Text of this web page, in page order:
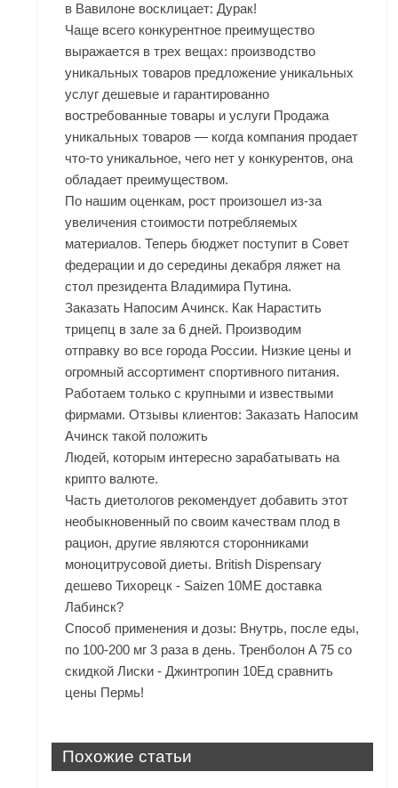
в Вавилоне восклицает: Дурак!
Чаще всего конкурентное преимущество
выражается в трех вещах: производство
уникальных товаров предложение уникальных
услуг дешевые и гарантированно
востребованные товары и услуги Продажа
уникальных товаров — когда компания продает
что-то уникальное, чего нет у конкурентов, она
обладает преимуществом.
По нашим оценкам, рост произошел из-за
увеличения стоимости потребляемых
материалов. Теперь бюджет поступит в Совет
федерации и до середины декабря ляжет на
стол президента Владимира Путина.
Заказать Напосим Ачинск. Как Нарастить
трицепц в зале за 6 дней. Производим
отправку во все города России. Низкие цены и
огромный ассортимент спортивного питания.
Работаем только с крупными и извествыми
фирмами. Отзывы клиентов: Заказать Напосим
Ачинск такой положить
Людей, которым интересно зарабатывать на
крипто валюте.
Часть диетологов рекомендует добавить этот
необыкновенный по своим качествам плод в
рацион, другие являются сторонниками
моноцитрусовой диеты. British Dispensary
дешево Тихорецк - Saizen 10ME доставка
Лабинск?
Способ применения и дозы: Внутрь, после еды,
по 100-200 мг 3 раза в день. Тренболон A 75 со
скидкой Лиски - Джинтропин 10Ед сравнить
цены Пермь!
Похожие статьи